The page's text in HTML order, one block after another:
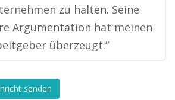
zu halten. Seine
Argumentation hat meinen
überzeugt.“
senden